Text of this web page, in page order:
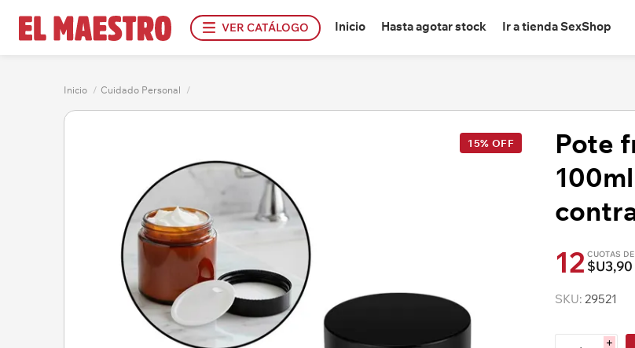
VER CATÁLOGO Inicio Hasta agotar stock Ir a tienda SexShop
Inicio / Cuidado Personal /
15% OFF
Pote
12 CUOTAS DE
$U3,90
SKU: 29521
i